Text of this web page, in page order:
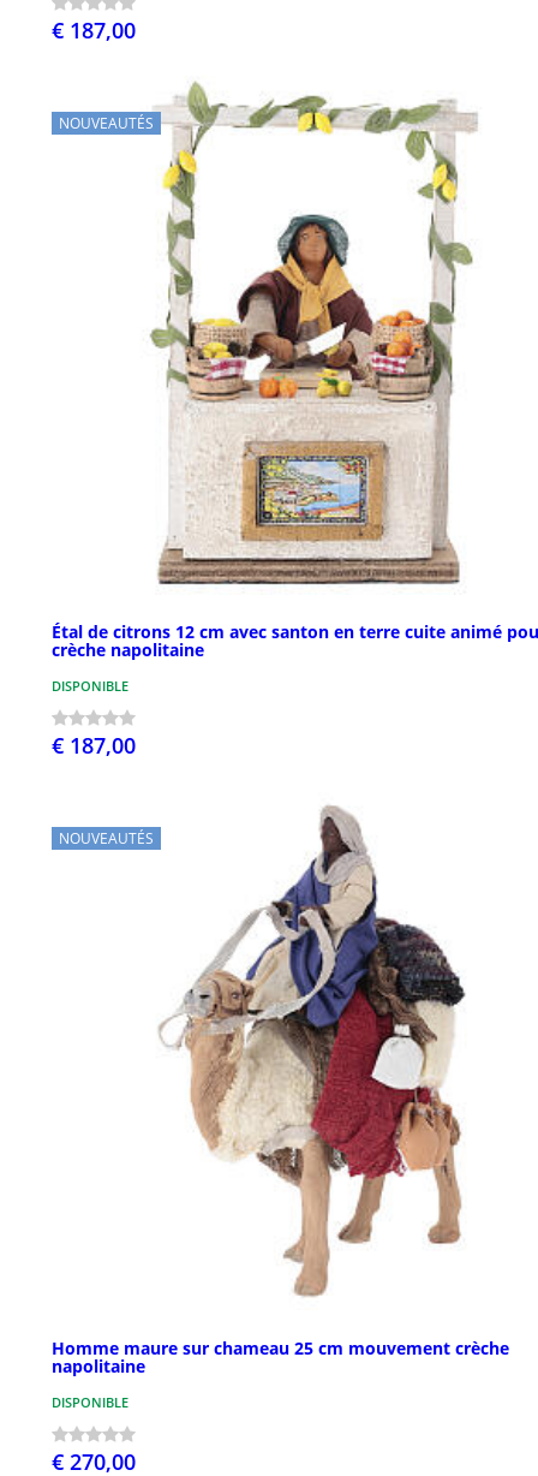
€ 187,00
NOUVEAUTÉS
Étal de citrons 12 cm avec santon en terre cuite animé
crèche napolitaine
DISPONIBLE
€ 187,00
NOUVEAUTÉS
Homme maure sur chameau 25 cm mouvement crèche
napolitaine
DISPONIBLE
€ 270,00